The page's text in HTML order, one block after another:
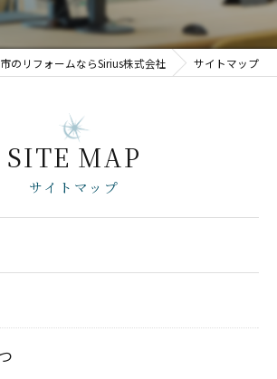
のリフォームならSirius株式会社 サイトマップ
サイトマップ
SITE MAP